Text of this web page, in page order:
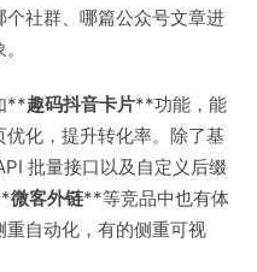
社群、哪篇公众号文章进
**趣码抖音卡片**功能，能
化，提升转化率。除了基
批量接口以及自定义后缀
微客外链**等竞品中也有体
自动化，有的侧重可视